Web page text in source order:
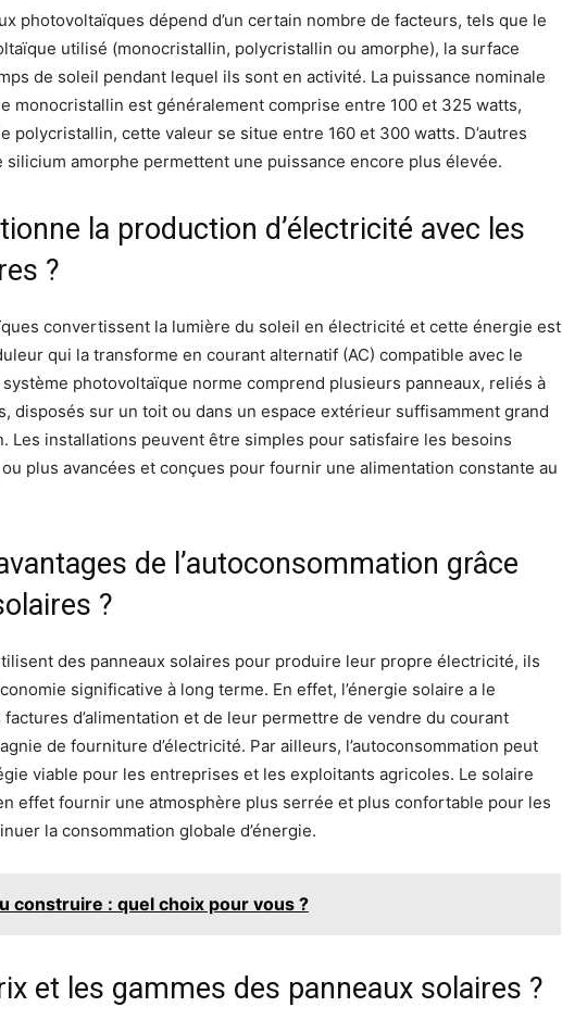
photovoltaïques dépend d’un certain nombre de facteurs, tels que le
utilisé (monocristallin, polycristallin ou amorphe), la surface
de soleil pendant lequel ils sont en activité. La puissance nominale
monocristallin est généralement comprise entre 100 et 325 watts,
polycristallin, cette valeur se situe entre 160 et 300 watts. D’autres
amorphe permettent une puissance encore plus élevée.
la production d’électricité avec les
?
convertissent la lumière du soleil en électricité et cette énergie est
qui la transforme en courant alternatif (AC) compatible avec le
système photovoltaïque norme comprend plusieurs panneaux, reliés à
disposés sur un toit ou dans un espace extérieur suffisamment grand
Les installations peuvent être simples pour satisfaire les besoins
plus avancées et conçues pour fournir une alimentation constante au
de l’autoconsommation grâce
?
des panneaux solaires pour produire leur propre électricité, ils
significative à long terme. En effet, l’énergie solaire a le
d’alimentation et de leur permettre de vendre du courant
de fourniture d’électricité. Par ailleurs, l’autoconsommation peut
viable pour les entreprises et les exploitants agricoles. Le solaire
effet fournir une atmosphère plus serrée et plus confortable pour les
la consommation globale d’énergie.
construire : quel choix pour vous ?
et les gammes des panneaux solaires ?